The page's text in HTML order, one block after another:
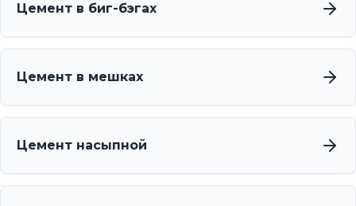
Цемент в биг-бэгах
Цемент в мешках
Цемент насыпной